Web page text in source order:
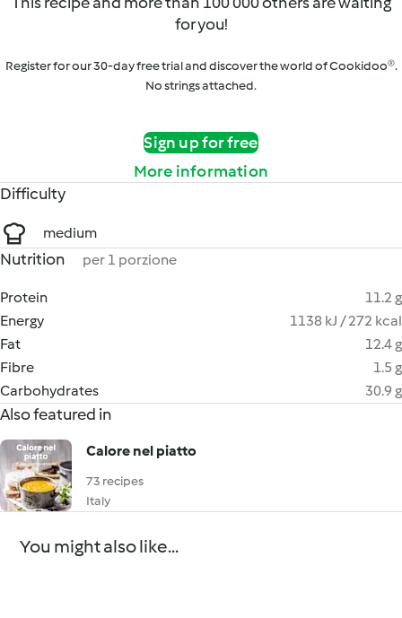
for you!
Register for our 30-day free trial and discover the world of Cookidoo®.
No strings attached.
Sign up for free
More information
Difficulty
medium
Nutrition per 1 porzione
Protein
11.2 g
Energy
1138 kJ / 272 kcal
Fat
12.4 g
Fibre
1.5 g
Carbohydrates
30.9 g
Also featured in
Calore nel piatto
73 recipes
Italy
You might also like...